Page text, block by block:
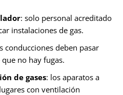
: solo personal acreditado
instalaciones de gas.
conducciones deben pasar
no hay fugas.
de gases: los aparatos a
con ventilación